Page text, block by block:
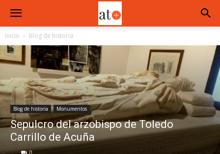
Inicio Blog de historia
Blog de historia Monumentos
Sepulcro del arzobispo de Toledo
Carrillo de Acuña
0